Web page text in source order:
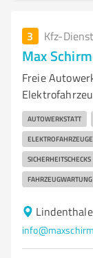
3 Kfz-
Max
Freie
AUTOWERKSTATT
ELEKTROFAHRZEUGE
SICHERHEITSCHECKS
FAHRZEUGWARTUNG